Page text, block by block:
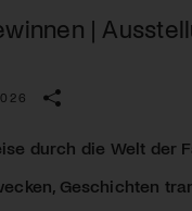
|
durch die Welt der
Geschichten